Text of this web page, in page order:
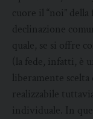
cuore il “noi”
declinazione
quale, se si offre
(la fede, infatti, è
liberamente
realizzabile
individuale. In